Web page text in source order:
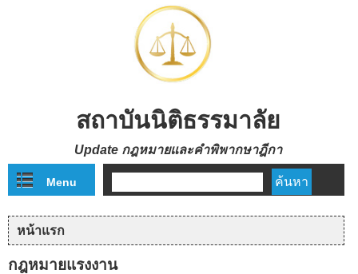
สถาบันนิติธรรมาลัย
Update กฎหมายและคำพิพากษาฎีกา
ฟอร์มค้นหา
Menu
คุณอยู่ที่นี่
หน้าแรก
กฎหมายแรงงาน